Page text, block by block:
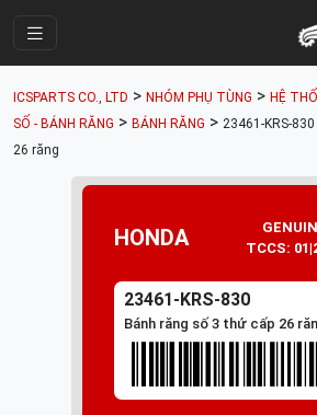
Cửa Hàng
Nhóm Phụ Tùng
Tài khoản
ICSPARTS CO., LTD > NHÓM PHỤ TÙNG > HỆ
SỐ - BÁNH RĂNG > BÁNH RĂNG > 23461-KRS-
26 răng
HONDA
TCCS:
23461-KRS-830
Bánh răng số 3 thứ cấp 26